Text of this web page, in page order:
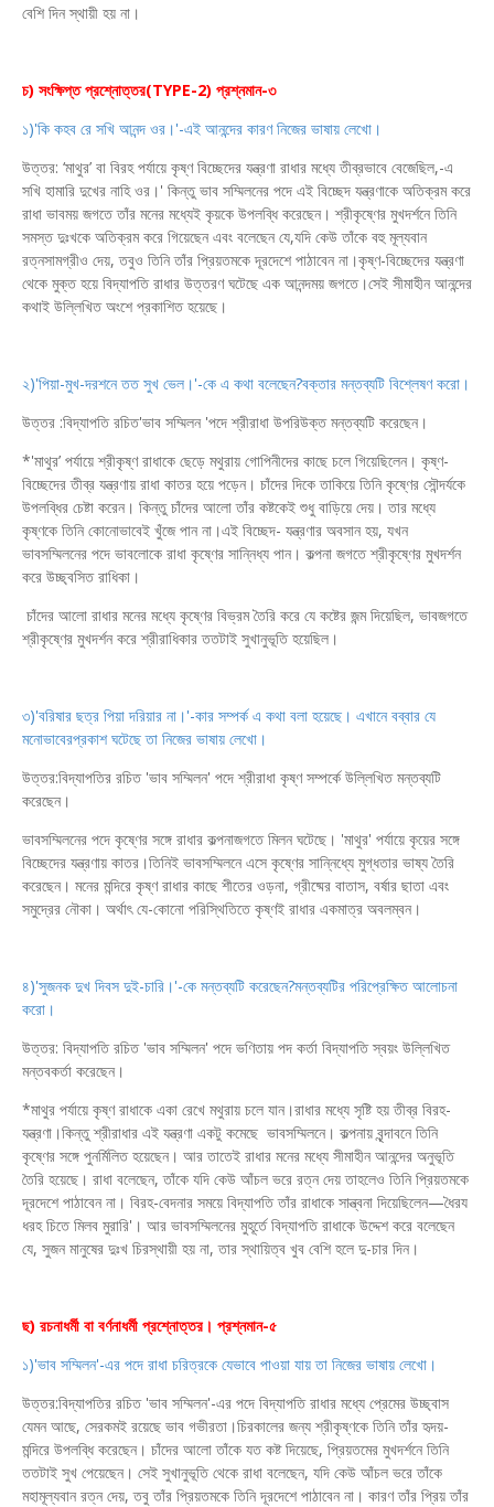
বেশি দিন স্থায়ী হয় না।
চ) সংক্ষিপ্ত প্রশ্নোত্তর(TYPE-2) প্রশ্নমান-৩
১)'কি কহব রে সখি আনন্দ ওর।'-এই আনন্দের কারণ নিজের ভাষায় লেখো।
উত্তর: ‘মাথুর’ বা বিরহ পর্যায়ে কৃষ্ণ বিচ্ছেদের যন্ত্রণা রাধার মধ্যে তীব্রভাবে বেজেছিল,-এ
সখি হামারি দুখের নাহি ওর।' কিন্তু ভাব সম্মিলনের পদে এই বিচ্ছেদ যন্ত্রণাকে অতিক্রম করে
রাধা ভাবময় জগতে তাঁর মনের মধ্যেই কৃয়কে উপলব্ধি করেছেন। শ্রীকৃষ্ণের মুখদর্শনে তিনি
সমস্ত দুঃখকে অতিক্রম করে গিয়েছেন এবং বলেছেন যে,যদি কেউ তাঁকে বহু মূল্যবান
রত্নসামগ্রীও দেয়, তবুও তিনি তাঁর প্রিয়তমকে দূরদেশে পাঠাবেন না।কৃষ্ণ-বিচ্ছেদের যন্ত্রণা
থেকে মুক্ত হয়ে বিদ্যাপতি রাধার উত্তরণ ঘটেছে এক আনন্দময় জগতে।সেই সীমাহীন আনন্দের
কথাই উল্লিখিত অংশে প্রকাশিত হয়েছে।
২)'পিয়া-মুখ-দরশনে তত সুখ ভেল।'-কে এ কথা বলেছেন?বক্তার মন্তব্যটি বিশ্লেষণ করো।
উত্তর :বিদ্যাপতি রচিত'ভাব সম্মিলন 'পদে শ্রীরাধা উপরিউক্ত মন্তব্যটি করেছেন।
*'মাথুর’ পর্যায়ে শ্রীকৃষ্ণ রাধাকে ছেড়ে মথুরায় গোপিনীদের কাছে চলে গিয়েছিলেন। কৃষ্ণ-
বিচ্ছেদের তীব্র যন্ত্রণায় রাধা কাতর হয়ে পড়েন। চাঁদের দিকে তাকিয়ে তিনি কৃষ্ণের সৌন্দর্যকে
উপলব্ধির চেষ্টা করেন। কিন্তু চাঁদের আলো তাঁর কষ্টকেই শুধু বাড়িয়ে দেয়। তার মধ্যে
কৃষ্ণকে তিনি কোনোভাবেই খুঁজে পান না।এই বিচ্ছেদ- যন্ত্রণার অবসান হয়, যখন
ভাবসম্মিলনের পদে ভাবলোকে রাধা কৃষ্ণের সান্নিধ্য পান। কল্পনা জগতে শ্রীকৃষ্ণের মুখদর্শন
করে উচ্ছ্বসিত রাধিকা।
চাঁদের আলো রাধার মনের মধ্যে কৃষ্ণের বিভ্রম তৈরি করে যে কষ্টের জন্ম দিয়েছিল, ভাবজগতে
শ্রীকৃষ্ণের মুখদর্শন করে শ্রীরাধিকার ততটাই সুখানুভূতি হয়েছিল।
৩)'বরিষার ছত্র পিয়া দরিয়ার না।'-কার সম্পর্ক এ কথা বলা হয়েছে। এখানে বব্বার যে
মনোভাবেরপ্রকাশ ঘটেছে তা নিজের ভাষায় লেখো।
উত্তর:বিদ্যাপতির রচিত 'ভাব সম্মিলন' পদে শ্রীরাধা কৃষ্ণ সম্পর্কে উল্লিখিত মন্তব্যটি
করেছেন।
ভাবসম্মিলনের পদে কৃষ্ণের সঙ্গে রাধার কল্পনাজগতে মিলন ঘটেছে। 'মাথুর' পর্যায়ে কৃয়ের সঙ্গে
বিচ্ছেদের যন্ত্রণায় কাতর।তিনিই ভাবসম্মিলনে এসে কৃষ্ণের সান্নিধ্যে মুগ্ধতার ভাষ্য তৈরি
করেছেন। মনের মন্দিরে কৃষ্ণ রাধার কাছে শীতের ওড়না, গ্রীষ্মের বাতাস, বর্ষার ছাতা এবং
সমুদ্রের নৌকা। অর্থাৎ যে-কোনো পরিস্থিতিতে কৃষ্ণই রাধার একমাত্র অবলম্বন।
৪)'সুজনক দুখ দিবস দুই-চারি।'-কে মন্তব্যটি করেছেন?মন্তব্যটির পরিপ্রেক্ষিত আলোচনা
করো।
উত্তর: বিদ্যাপতি রচিত 'ভাব সম্মিলন' পদে ভণিতায় পদ কর্তা বিদ্যাপতি স্বয়ং উল্লিখিত
মন্তবকর্তা করেছেন।
*মাথুর পর্যায়ে কৃষ্ণ রাধাকে একা রেখে মথুরায় চলে যান।রাধার মধ্যে সৃষ্টি হয় তীব্র বিরহ-
যন্ত্রণা।কিন্তু শ্রীরাধার এই যন্ত্রণা একটু কমেছে ভাবসম্মিলনে। কল্পনায় বৃন্দাবনে তিনি
কৃষ্ণের সঙ্গে পুনর্মিলিত হয়েছেন। আর তাতেই রাধার মনের মধ্যে সীমাহীন আনন্দের অনুভূতি
তৈরি হয়েছে। রাধা বলেছেন, তাঁকে যদি কেউ আঁচল ভরে রত্ন দেয় তাহলেও তিনি প্রিয়তমকে
দূরদেশে পাঠাবেন না। বিরহ-বেদনার সময়ে বিদ্যাপতি তাঁর রাধাকে সান্ত্বনা দিয়েছিলেন—ধৈরয
ধরহ চিতে মিলব মুরারি'। আর ভাবসম্মিলনের মুহূর্তে বিদ্যাপতি রাধাকে উদ্দেশ করে বলেছেন
যে, সুজন মানুষের দুঃখ চিরস্থায়ী হয় না, তার স্থায়িত্ব খুব বেশি হলে দু-চার দিন।
ছ) রচনাধর্মী বা বর্ণনাধর্মী প্রশ্নোত্তর। প্রশ্নমান-৫
১)'ভাব সম্মিলন'-এর পদে রাধা চরিত্রকে যেভাবে পাওয়া যায় তা নিজের ভাষায় লেখো।
উত্তর:বিদ্যাপতির রচিত 'ভাব সম্মিলন'-এর পদে বিদ্যাপতি রাধার মধ্যে প্রেমের উচ্ছ্বাস
যেমন আছে, সেরকমই রয়েছে ভাব গভীরতা।চিরকালের জন্য শ্রীকৃষ্ণকে তিনি তাঁর হৃদয়-
মন্দিরে উপলব্ধি করেছেন। চাঁদের আলো তাঁকে যত কষ্ট দিয়েছে, প্রিয়তমের মুখদর্শনে তিনি
ততটাই সুখ পেয়েছেন। সেই সুখানুভূতি থেকে রাধা বলেছেন, যদি কেউ আঁচল ভরে তাঁকে
মহামূল্যবান রত্ন দেয়, তবু তাঁর প্রিয়তমকে তিনি দূরদেশে পাঠাবেন না। কারণ তাঁর প্রিয় তাঁর